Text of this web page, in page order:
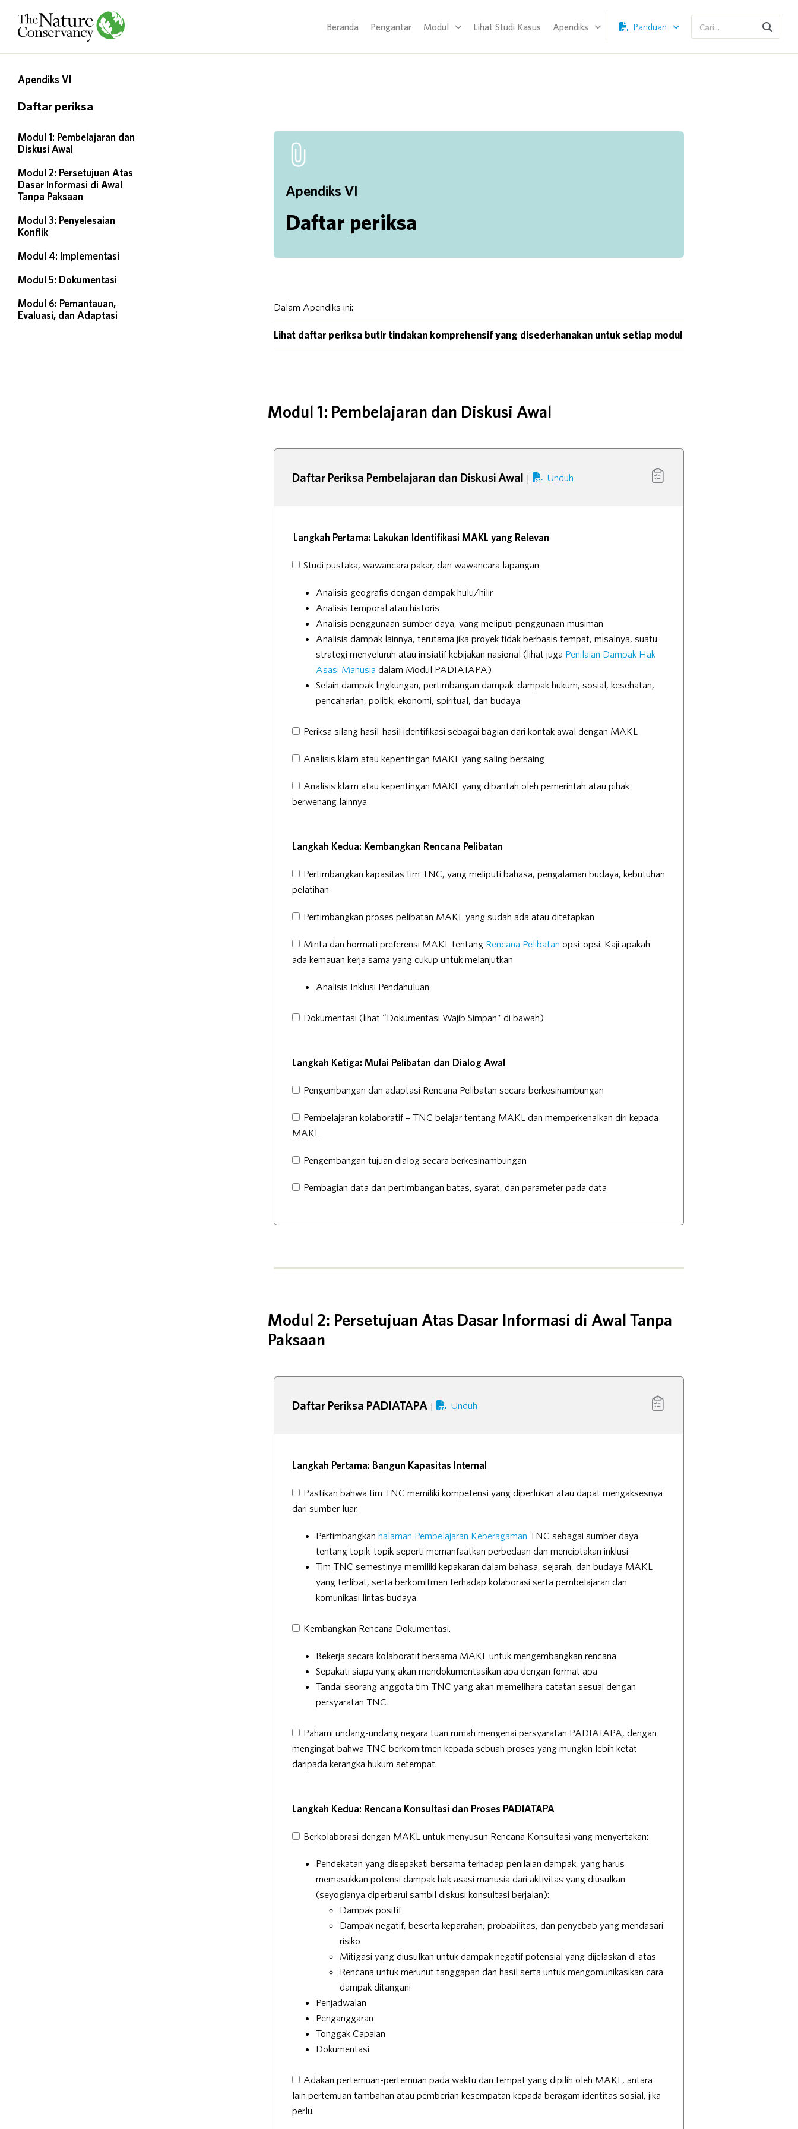
Beranda Pengantar Modul Lihat Studi Kasus Apendiks Panduan
Apendiks VI
Daftar periksa
Modul 1: Pembelajaran dan
Diskusi Awal
Modul 2: Persetujuan Atas
Dasar Informasi di Awal
Tanpa Paksaan
Modul 3: Penyelesaian
Konflik
Modul 4: Implementasi
Modul 5: Dokumentasi
Modul 6: Pemantauan,
Evaluasi, dan Adaptasi
Apendiks VI
Daftar periksa
Dalam Apendiks ini:
Lihat daftar periksa butir tindakan komprehensif yang disederhanakan untuk setiap modul
Modul 1: Pembelajaran dan Diskusi Awal
Daftar Periksa Pembelajaran dan Diskusi Awal | Unduh
Langkah Pertama: Lakukan Identifikasi MAKL yang Relevan
Studi pustaka, wawancara pakar, dan wawancara lapangan
Analisis geografis dengan dampak hulu/hilir
Analisis temporal atau historis
Analisis penggunaan sumber daya, yang meliputi penggunaan musiman
Analisis dampak lainnya, terutama jika proyek tidak berbasis tempat, misalnya, suatu
strategi menyeluruh atau inisiatif kebijakan nasional (lihat juga Penilaian Dampak Hak
Asasi Manusia dalam Modul PADIATAPA)
Selain dampak lingkungan, pertimbangan dampak-dampak hukum, sosial, kesehatan,
pencaharian, politik, ekonomi, spiritual, dan budaya
Periksa silang hasil-hasil identifikasi sebagai bagian dari kontak awal dengan MAKL
Analisis klaim atau kepentingan MAKL yang saling bersaing
Analisis klaim atau kepentingan MAKL yang dibantah oleh pemerintah atau pihak
berwenang lainnya
Langkah Kedua: Kembangkan Rencana Pelibatan
Pertimbangkan kapasitas tim TNC, yang meliputi bahasa, pengalaman budaya, kebutuhan
pelatihan
Pertimbangkan proses pelibatan MAKL yang sudah ada atau ditetapkan
Minta dan hormati preferensi MAKL tentang Rencana Pelibatan opsi-opsi. Kaji apakah
ada kemauan kerja sama yang cukup untuk melanjutkan
Analisis Inklusi Pendahuluan
Dokumentasi (lihat “Dokumentasi Wajib Simpan” di bawah)
Langkah Ketiga: Mulai Pelibatan dan Dialog Awal
Pengembangan dan adaptasi Rencana Pelibatan secara berkesinambungan
Pembelajaran kolaboratif – TNC belajar tentang MAKL dan memperkenalkan diri kepada
MAKL
Pengembangan tujuan dialog secara berkesinambungan
Pembagian data dan pertimbangan batas, syarat, dan parameter pada data
Modul 2: Persetujuan Atas Dasar Informasi di Awal Tanpa
Paksaan
Daftar Periksa PADIATAPA | Unduh
Langkah Pertama: Bangun Kapasitas Internal
Pastikan bahwa tim TNC memiliki kompetensi yang diperlukan atau dapat mengaksesnya
dari sumber luar.
Pertimbangkan halaman Pembelajaran Keberagaman TNC sebagai sumber daya
tentang topik-topik seperti memanfaatkan perbedaan dan menciptakan inklusi
Tim TNC semestinya memiliki kepakaran dalam bahasa, sejarah, dan budaya MAKL
yang terlibat, serta berkomitmen terhadap kolaborasi serta pembelajaran dan
komunikasi lintas budaya
Kembangkan Rencana Dokumentasi.
Bekerja secara kolaboratif bersama MAKL untuk mengembangkan rencana
Sepakati siapa yang akan mendokumentasikan apa dengan format apa
Tandai seorang anggota tim TNC yang akan memelihara catatan sesuai dengan
persyaratan TNC
Pahami undang-undang negara tuan rumah mengenai persyaratan PADIATAPA, dengan
mengingat bahwa TNC berkomitmen kepada sebuah proses yang mungkin lebih ketat
daripada kerangka hukum setempat.
Langkah Kedua: Rencana Konsultasi dan Proses PADIATAPA
Berkolaborasi dengan MAKL untuk menyusun Rencana Konsultasi yang menyertakan:
Pendekatan yang disepakati bersama terhadap penilaian dampak, yang harus
memasukkan potensi dampak hak asasi manusia dari aktivitas yang diusulkan
(seyogianya diperbarui sambil diskusi konsultasi berjalan):
Dampak positif
Dampak negatif, beserta keparahan, probabilitas, dan penyebab yang mendasari
risiko
Mitigasi yang diusulkan untuk dampak negatif potensial yang dijelaskan di atas
Rencana untuk merunut tanggapan dan hasil serta untuk mengomunikasikan cara
dampak ditangani
Penjadwalan
Penganggaran
Tonggak Capaian
Dokumentasi
Adakan pertemuan-pertemuan pada waktu dan tempat yang dipilih oleh MAKL, antara
lain pertemuan tambahan atau pemberian kesempatan kepada beragam identitas sosial, jika
perlu.